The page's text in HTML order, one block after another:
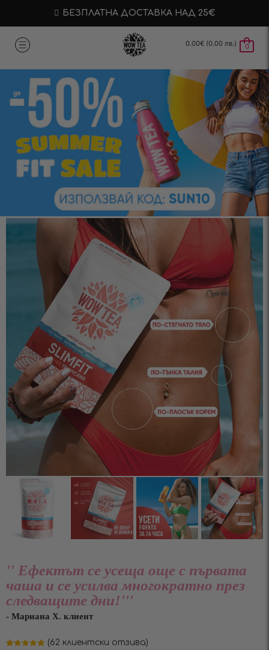
БЕЗПЛАТНА ДОСТАВКА НАД 25€
0.00€ (0.00 лв.) 0
'' Ефектът се усеща още с първата
чаша и се усилва многократно през
следващите дни!'''
- Мариана Х. клиент
(62 клиентски отзива)